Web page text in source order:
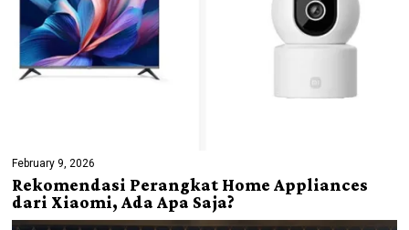
February 9, 2026
Rekomendasi Perangkat Home Appliances
dari Xiaomi, Ada Apa Saja?